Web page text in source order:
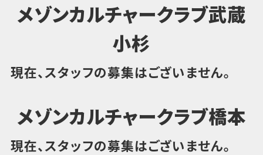
メゾンカルチャークラブ武蔵
小杉
現在、スタッフの募集はございません。
メゾンカルチャークラブ橋本
現在、スタッフの募集はございません。